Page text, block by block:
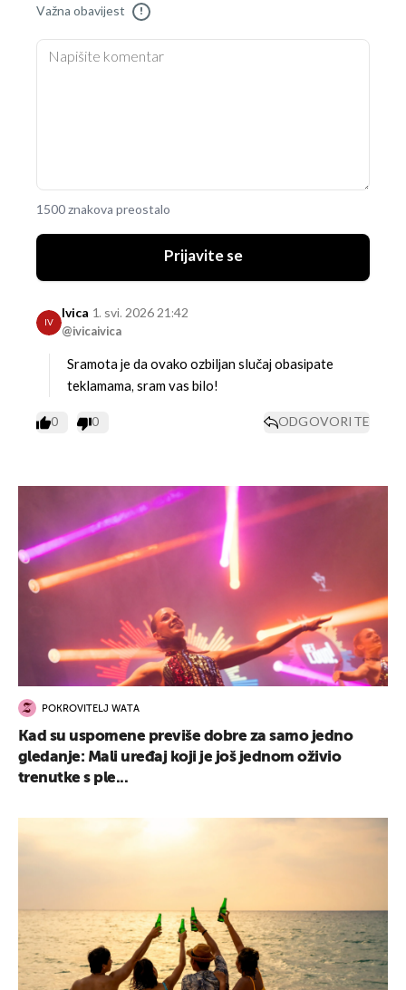
Važna obavijest !
1500 znakova preostalo
Prijavite se
IV
Ivica
@ivicaivica
1. svi. 2026 21:42
Sramota je da ovako ozbiljan slučaj obasipate
teklamama, sram vas bilo!
0 0 ODGOVORITE
POKROVITELJ WATA
Kad su uspomene previše dobre za samo jedno
gledanje: Mali uređaj koji je još jednom oživio
trenutke s ple...